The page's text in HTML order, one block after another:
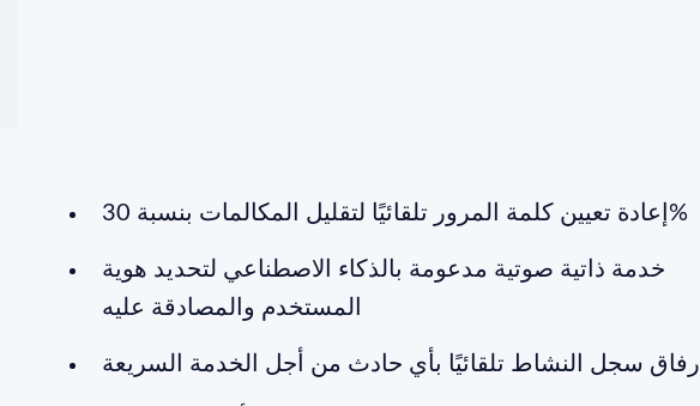
إعادة تعيين كلمة المرور تلقائيًا لتقليل المكالمات بنسبة 30%
خدمة ذاتية صوتية مدعومة بالذكاء الاصطناعي لتحديد هوية
المستخدم والمصادقة عليه
إرفاق سجل النشاط تلقائيًا بأي حادث من أجل الخدمة السريعة